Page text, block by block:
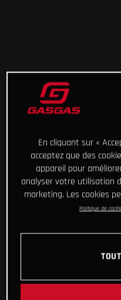
En cliquant sur «
acceptez que des
appareil pour
analyser votre utilisation
marketing. Les cookies
Politique de